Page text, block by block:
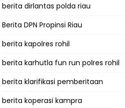
berita dirlantas polda riau
Berita DPN Propinsi Riau
berita kapolres rohil
berita karhutla fun run polres rohil
berita klarifikasi pemberitaan
berita koperasi kampra